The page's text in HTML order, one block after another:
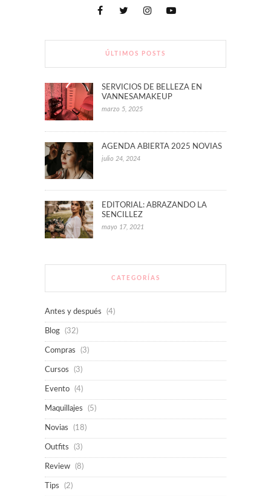
ÚLTIMOS POSTS
SERVICIOS DE BELLEZA EN
VANNESAMAKEUP
marzo 5, 2025
AGENDA ABIERTA 2025 NOVIAS
julio 24, 2024
EDITORIAL: ABRAZANDO LA
SENCILLEZ
mayo 17, 2021
CATEGORÍAS
Antes y después (4)
Blog (32)
Compras (3)
Cursos (3)
Evento (4)
Maquillajes (5)
Novias (18)
Outfits (3)
Review (8)
Tips (2)